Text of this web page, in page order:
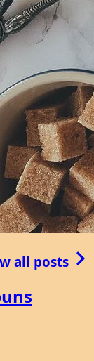
all posts